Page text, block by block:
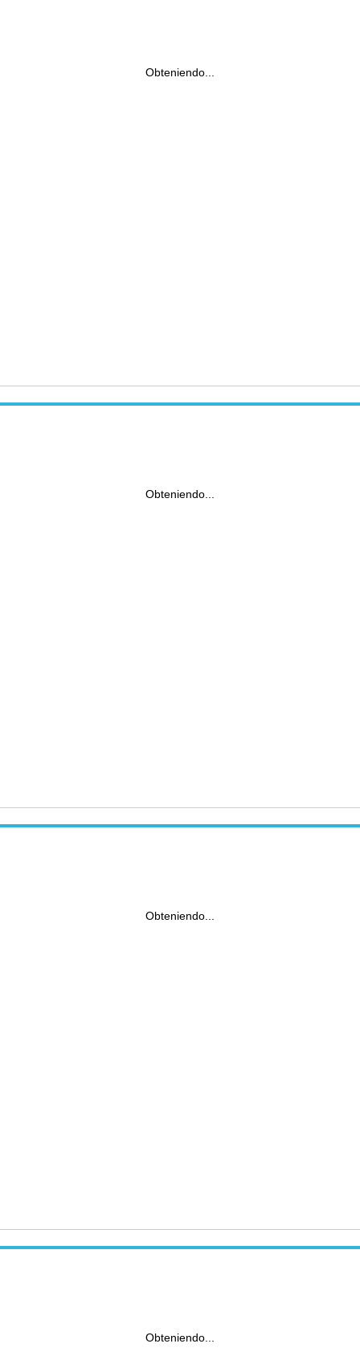
Obteniendo...
Obteniendo...
Obteniendo...
Obteniendo...